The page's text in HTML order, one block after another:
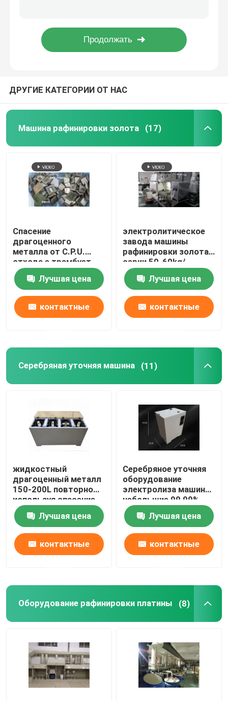
серебряная машина электролиза
Оборудование обработки ненужного газа
Печь золота индукции плавя
Серебряная отливная машина
печь нержавеющей стали плавя
Печь платины плавя
ДРУГИЕ КАТЕГОРИИ ОТ НАС
Машина рафинировки золота (17)
Спасение
драгоценного
металла от C.P.U.
отхода e трамбует
машину спасения
золотаЛучшая цена
контактные
электролитическое
завода машины
рафинировки золота
серии 50-60kg/
химическое
механическое
Лучшая цена
контактные
Серебряная уточняя машина (11)
жидкостный
драгоценный металл
150-200L повторно
используя спасение
металла машины 99%
от отработанной
воды
Лучшая цена
контактные
Серебряное уточняя
оборудование
электролиза машины
небольшие 99,99%
легкое для того
чтобы привестись в
действие
доказательство
утечки
Лучшая цена
контактные
Оборудование рафинировки платины (8)